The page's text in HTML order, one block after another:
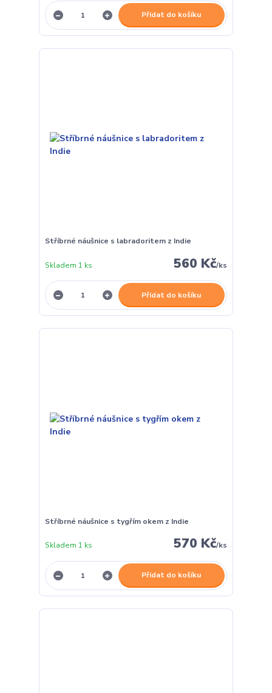
Přidat do košíku
Stříbrné náušnice s labradoritem z Indie
560 Kč/ks
Skladem 1 ks
Přidat do košíku
Stříbrné náušnice s tygřím okem z Indie
570 Kč/ks
Skladem 1 ks
Přidat do košíku